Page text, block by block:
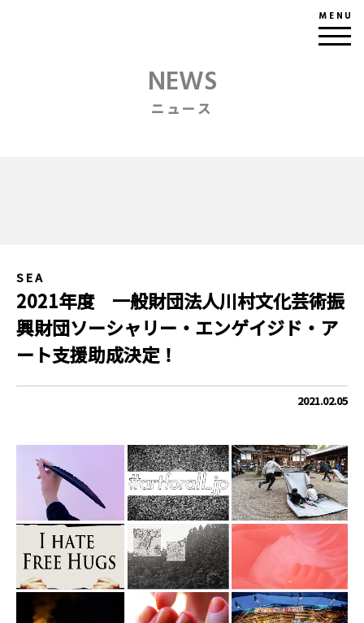
MENU
NEWS
ニュース
SEA
2021年度 一般財団法人川村文化芸術振
興財団ソーシャリー・エンゲイジド・ア
ート支援助成決定！
2021.02.05